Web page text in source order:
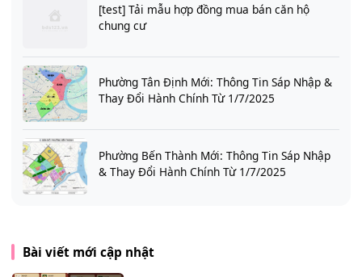
[test] Tải mẫu hợp đồng mua bán căn hộ
chung cư
Phường Tân Định Mới: Thông Tin Sáp Nhập &
Thay Đổi Hành Chính Từ 1/7/2025
Phường Bến Thành Mới: Thông Tin Sáp Nhập
& Thay Đổi Hành Chính Từ 1/7/2025
Bài viết mới cập nhật